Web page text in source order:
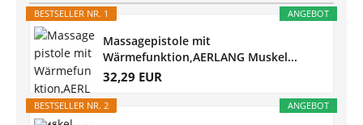
ANGEBOT
BESTSELLER NR. 1
Massagepistole mit
Wärmefunktion,AERLANG Muskel...
32,29 EUR
ANGEBOT
BESTSELLER NR. 2